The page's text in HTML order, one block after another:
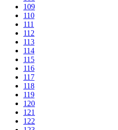
109
110
111
112
113
114
115
116
117
118
119
120
121
122